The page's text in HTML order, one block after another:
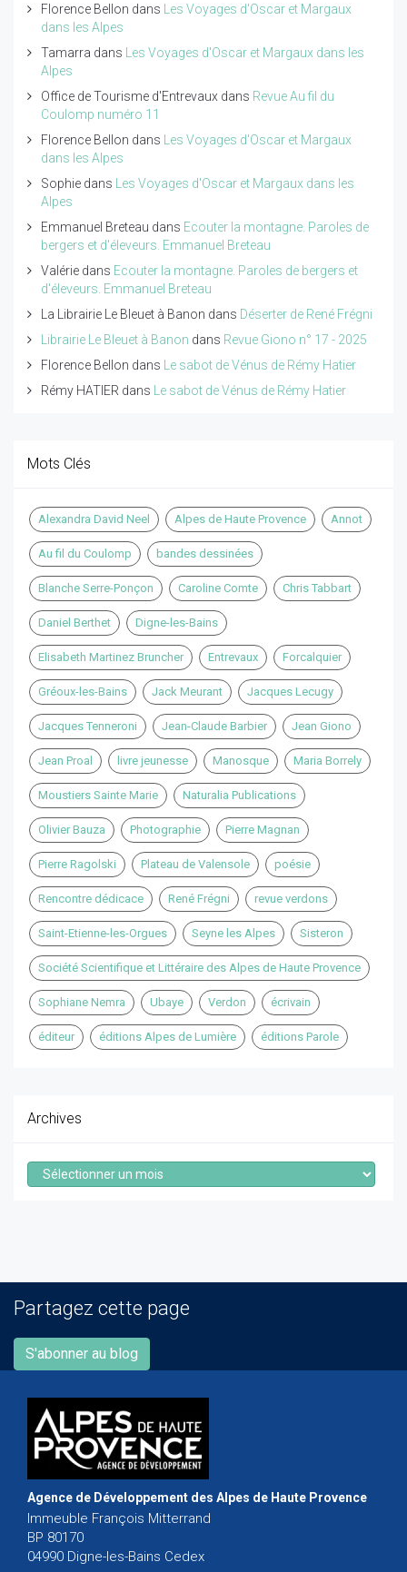
Florence Bellon dans
Les Voyages d'Oscar et Margaux
dans les Alpes
Tamarra dans
Les Voyages d'Oscar et Margaux dans les
Alpes
Office de Tourisme d'Entrevaux dans Revue Au fil du
Coulomp numéro 11
Florence Bellon dans
Les Voyages d'Oscar et Margaux
dans les Alpes
Sophie dans
Les Voyages d'Oscar et Margaux dans les
Alpes
Emmanuel Breteau dans Ecouter la montagne. Paroles de
bergers et d'éleveurs. Emmanuel Breteau
Valérie dans Ecouter la montagne. Paroles de bergers et
d'éleveurs. Emmanuel Breteau
La Librairie Le Bleuet à Banon dans Déserter de René Frégni
Librairie Le Bleuet à Banon dans Revue Giono n° 17 - 2025
Florence Bellon dans
Le sabot de Vénus de Rémy Hatier
Rémy HATIER dans Le sabot de Vénus de Rémy Hatier
Mots Clés
Alexandra David Neel Alpes de Haute Provence Annot
Au fil du Coulomp bandes dessinées
Blanche Serre-Ponçon Caroline Comte Chris Tabbart
Daniel Berthet Digne-les-Bains
Elisabeth Martinez Bruncher Entrevaux Forcalquier
Gréoux-les-Bains Jack Meurant Jacques Lecugy
Jacques Tenneroni Jean-Claude Barbier Jean Giono
Jean Proal livre jeunesse Manosque Maria Borrely
Moustiers Sainte Marie Naturalia Publications
Olivier Bauza Photographie Pierre Magnan
Pierre Ragolski Plateau de Valensole poésie
Rencontre dédicace René Frégni revue verdons
Saint-Etienne-les-Orgues Seyne les Alpes Sisteron
Société Scientifique et Littéraire des Alpes de Haute Provence
Sophiane Nemra Ubaye Verdon écrivain
éditeur éditions Alpes de Lumière éditions Parole
Archives
Archives
Partagez cette page
S'abonner au blog
Agence de Développement des Alpes de Haute Provence
Immeuble François Mitterrand
BP 80170
04990 Digne-les-Bains Cedex